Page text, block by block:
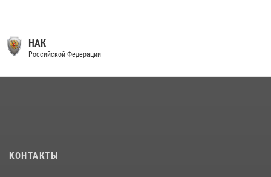
НАК
Российской Федерации
КОНТАКТЫ